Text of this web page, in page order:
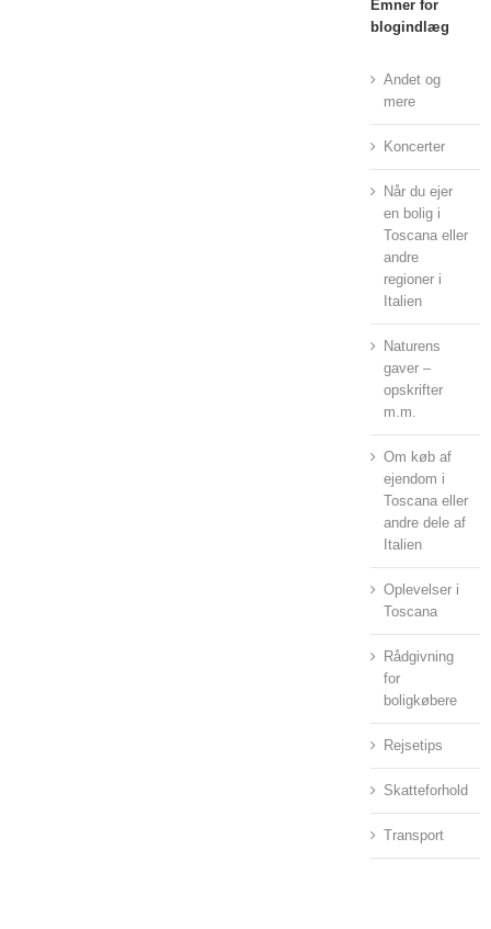
Emner for
blogindlæg
Andet og
mere
Koncerter
Når du ejer
en bolig i
Toscana eller
andre
regioner i
Italien
Naturens
gaver –
opskrifter
m.m.
Om køb af
ejendom i
Toscana eller
andre dele af
Italien
Oplevelser i
Toscana
Rådgivning
for
boligkøbere
Rejsetips
Skatteforhold
Transport